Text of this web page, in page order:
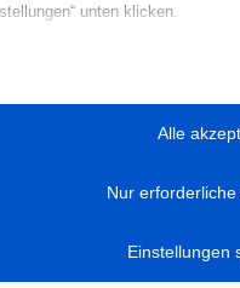
sogenannten Phase 2 –
uns an dieser Stelle
haben, den Bedarf
uns auch bei der
unten klicken.
Dienste
Funktionieren der Website
Alle
Nur
Einstellungen